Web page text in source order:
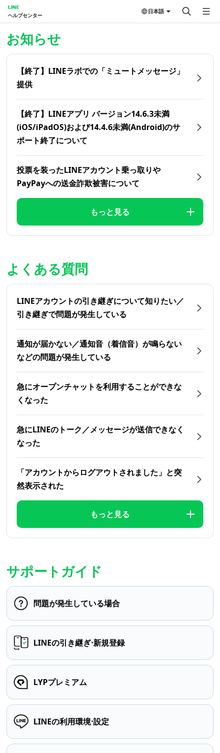
LINE
ヘルプセンター
日本語
お知らせ
【終了】LINEラボでの「ミュートメッセージ」
提供
【終了】LINEアプリ バージョン14.6.3未満
(iOS/iPadOS)および14.4.6未満(Android)のサ
ポート終了について
投票を装ったLINEアカウント乗っ取りや
PayPayへの送金詐欺被害について
もっと見る
よくある質問
LINEアカウントの引き継ぎについて知りたい／
引き継ぎで問題が発生している
通知が届かない／通知音（着信音）が鳴らない
などの問題が発生している
急にオープンチャットを利用することができな
くなった
急にLINEのトーク／メッセージが送信できなく
なった
「アカウントからログアウトされました」と突
然表示された
もっと見る
サポートガイド
問題が発生している場合
LINEの引き継ぎ⋅新規登録
LYPプレミアム
LINEの利用環境⋅設定